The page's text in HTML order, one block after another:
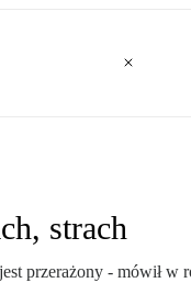
strach
przerażony - mówił